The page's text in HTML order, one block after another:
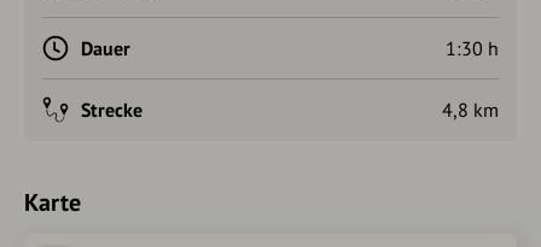
Dauer 1:30 h
Strecke 4,8 km
Karte